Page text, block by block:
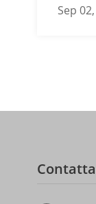
Sep